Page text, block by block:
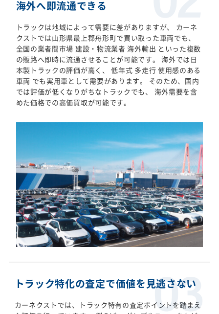
海外へ即流通できる
トラックは地域によって需要に差がありますが、 カーネ
クストでは山形県最上郡舟形町で買い取った車両でも、
全国の業者間市場 建設・物流業者 海外輸出 といった複数
の販路へ即時に流通させることが可能です。 海外では日
本製トラックの評価が高く、 低年式 多走行 使用感のある
車両 でも実用車として需要があります。 そのため、国内
では評価が低くなりがちなトラックでも、 海外需要を含
めた価格での高価買取が可能です。
トラック特化の査定で価値を見逃さない
カーネクストでは、トラック特有の査定ポイントを踏まえ